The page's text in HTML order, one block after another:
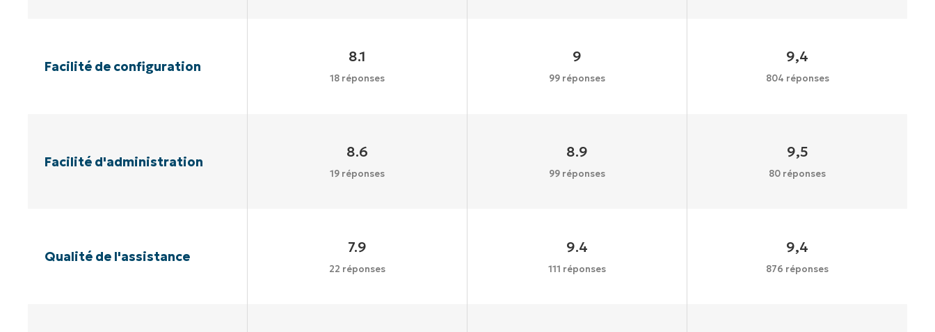
Facilité de configuration
8.1
18 réponses
9
99 réponses
9,4
804 réponses
Facilité d'administration
8.6
19 réponses
8.9
99 réponses
9,5
80 réponses
Qualité de l'assistance
7.9
22 réponses
9.4
111 réponses
9,4
876 réponses